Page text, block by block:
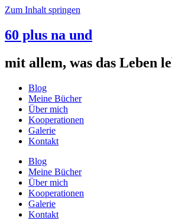
Zum Inhalt springen
60 plus na und
mit allem, was das Leben
Blog
Meine Bücher
Über mich
Kooperationen
Galerie
Kontakt
Blog
Meine Bücher
Über mich
Kooperationen
Galerie
Kontakt